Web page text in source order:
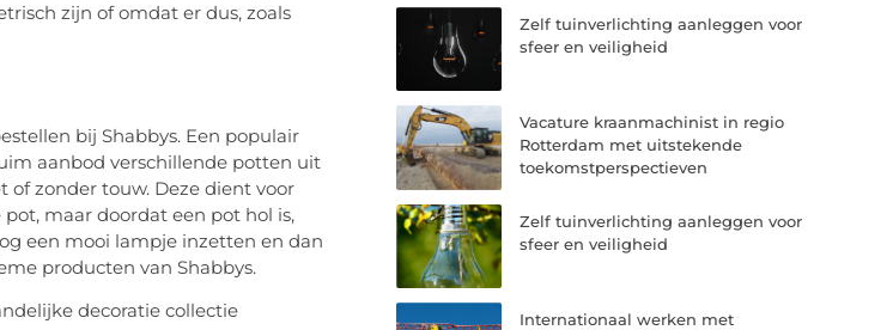
zijn of omdat er dus, zoals
bij Shabbys. Een populair
aanbod verschillende potten uit
of zonder touw. Deze dient voor
maar doordat een pot hol is,
een mooi lampje inzetten en dan
producten van Shabbys.
Zelf tuinverlichting aanleggen voor
sfeer en veiligheid
Vacature kraanmachinist in regio
Rotterdam met uitstekende
toekomstperspectieven
Zelf tuinverlichting aanleggen voor
sfeer en veiligheid
Internationaal werken met